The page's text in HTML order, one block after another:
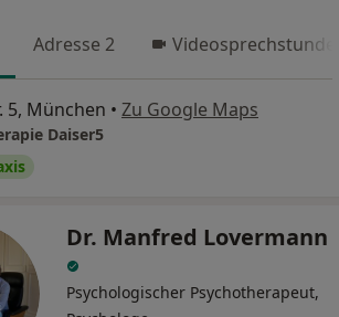
Adresse 2 Videosprechstunde
5, München • Zu Google Maps
Daiser5
Dr. Manfred Lovermann
Psychologischer Psychotherapeut,